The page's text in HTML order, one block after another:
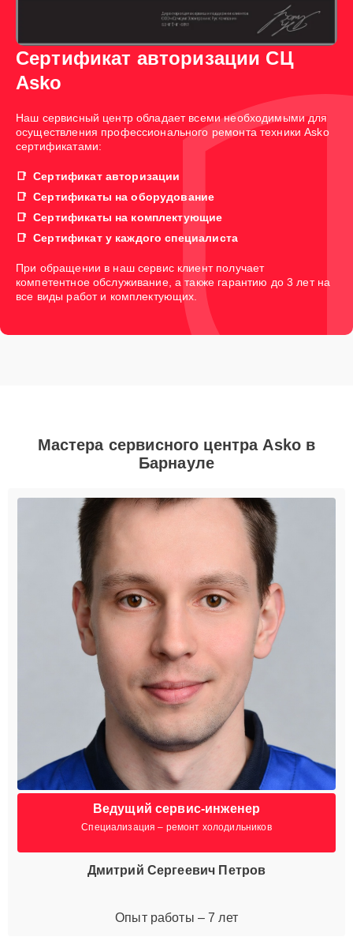
Сертификат авторизации СЦ
Asko
Наш сервисный центр обладает всеми необходимыми для
осуществления профессионального ремонта техники Asko
сертификатами:
Сертификат авторизации
Сертификаты на оборудование
Сертификаты на комплектующие
Сертификат у каждого специалиста
При обращении в наш сервис клиент получает
компетентное обслуживание, а также гарантию до 3 лет на
все виды работ и комплектующих.
Мастера сервисного центра Asko в
Барнауле
Ведущий сервис-инженер
Специализация – ремонт холодильников
Дмитрий Сергеевич Петров
Опыт работы – 7 лет